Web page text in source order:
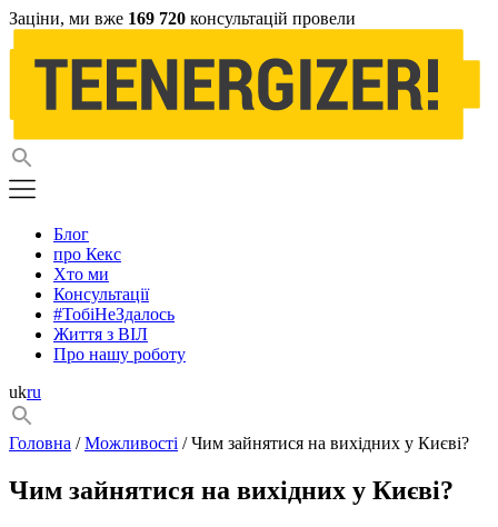
Заціни, ми вже 169 720 консультацій провели
Блог
про Кекс
Хто ми
Консультації
#ТобіНеЗдалось
Життя з ВІЛ
Про нашу роботу
ukru
Головна /Можливості / Чим зайнятися на вихідних у Києві?
Чим зайнятися на вихідних у Києві?